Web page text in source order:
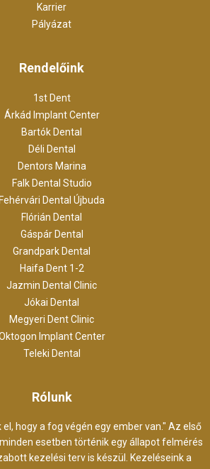
Karrier
Pályázat
Rendelőink
1st Dent
Árkád Implant Center
Bartók Dental
Déli Dental
Dentors Marina
Falk Dental Studio
Fehérvári Dental Újbuda
Flórián Dental
Gáspár Dental
Grandpark Dental
Haifa Dent 1-2
Jazmin Dental Clinic
Jókai Dental
Megyeri Dent Clinic
Implant Center
Teleki Dental
Rólunk
hogy a fog végén egy ember van." Az első
esetben történik egy állapot felmérés
kezelési terv is készül. Kezeléseink a